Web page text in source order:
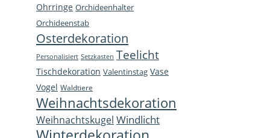
Ohrringe Orchideenhalter
Orchideenstab
Osterdekoration
Personalisiert Setzkasten Teelicht
Tischdekoration Valentinstag Vase
Vogel Waldtiere
Weihnachtsdekoration
Weihnachtskugel Windlicht